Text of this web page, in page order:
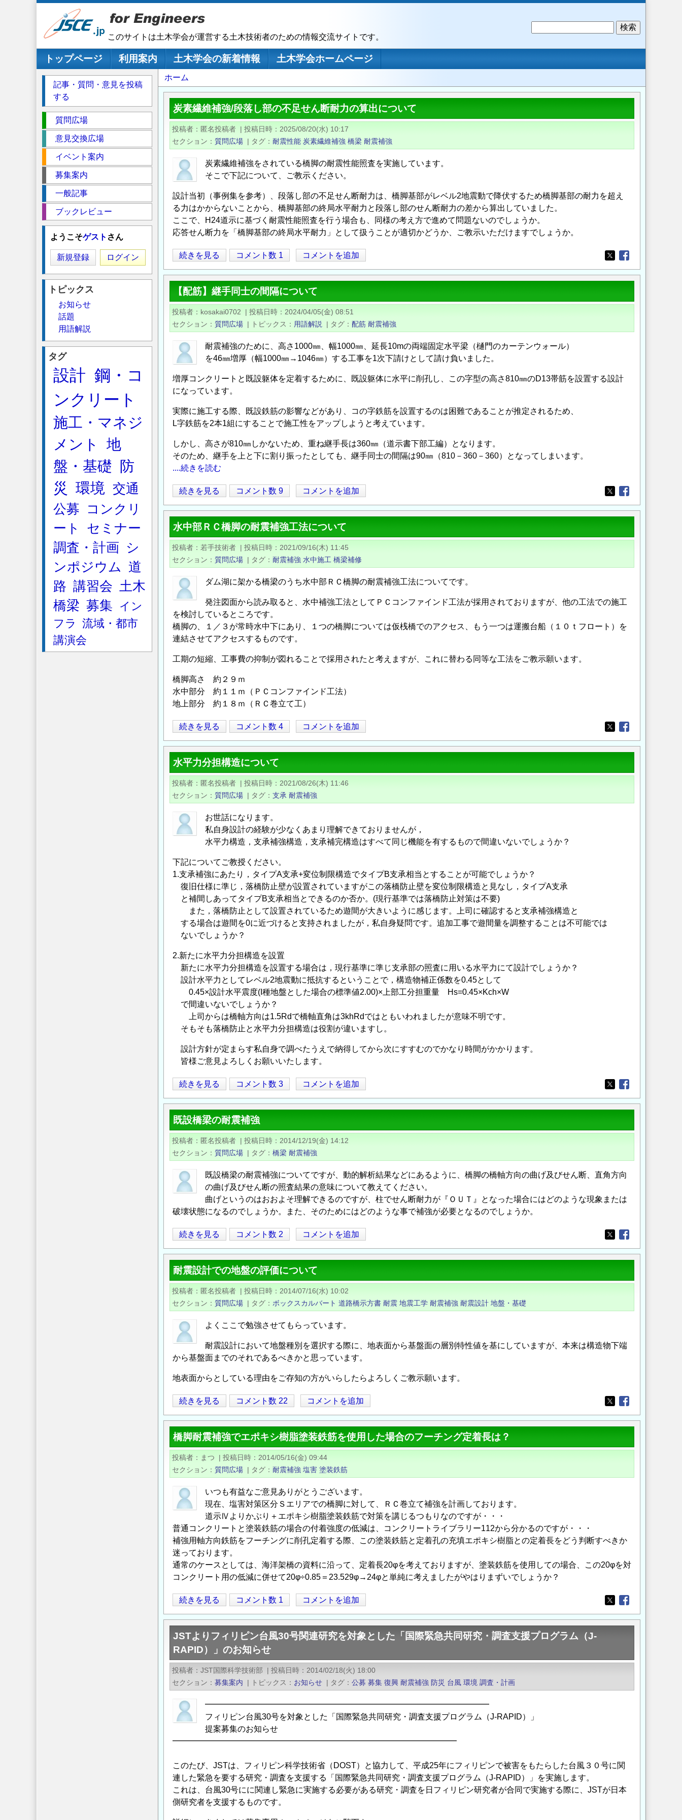
このサイトは土木学会が運営する土木技術者のための情報交流サイトです。
メインナビゲーション
トップページ 利用案内 土木学会の新着情報
土木学会ホームページ
パ
ン
く
ず
ホーム
炭素繊維補強/段落し部の不足せん断耐力の算出について
投稿者 匿名投稿者 | 投稿日時
2025/08/20(水) 10:17
セクション
質問広場 | タグ 耐震性能 炭素繊維補強 橋梁 耐震補強
炭素繊維補強をされている橋脚の耐震性能照査を実施しています。
そこで下記について、ご教示ください。
設計当初（事例集を参考）、段落し部の不足せん断耐力は、橋脚基部がレベル2地震動で降伏するため橋脚基部の耐力を超え
る力はかからないことから、橋脚基部の終局水平耐力と段落し部のせん断耐力の差から算出していました。
ここで、H24道示に基づく耐震性能照査を行う場合も、同様の考え方で進めて問題ないのでしょうか。
応答せん断力を「橋脚基部の終局水平耐力」として扱うことが適切かどうか、ご教示いただけますでしょうか。
炭
素
繊
維
補
段
落
し
の
不
足
せ
断
耐
力
の
算
出
に
い
て
続きを見る コメント数 1 コメントを追加
Opens in a new
Opens in a new
【配筋】継手同士の間隔について
投稿者 kosakai0702 | 投稿日時
2024/04/05(金) 08:51
セクション
質問広場 | トピックス 用語解説 | タグ 配筋 耐震補強
耐震補強のために、高さ1000㎜、幅1000㎜、延長10mの両端固定水平梁（樋門のカーテンウォール）
を46㎜増厚（幅1000㎜→1046㎜）する工事を1次下請けとして請け負いました。
増厚コンクリートと既設躯体を定着するために、既設躯体に水平に削孔し、この字型の高さ810㎜のD13帯筋を設置する設計
になっています。
実際に施工する際、既設鉄筋の影響などがあり、コの字鉄筋を設置するのは困難であることが推定されるため、
L字鉄筋を2本1組にすることで施工性をアップしようと考えています。
しかし、高さが810㎜しかないため、重ね継手長は360㎜（道示書下部工編）となります。
そのため、継手を上と下に割り振ったとしても、継手同士の間隔は90㎜（810－360－360）となってしまいます。
....続きを読む
【配
筋】
継
手
同
の
間
隔
つ
い
て
の
続きを見る コメント数 9 コメントを追加
Opens in a new
Opens in a new
水中部ＲＣ橋脚の耐震補強工法について
投稿者 若手技術者 | 投稿日時
2021/09/16(木) 11:45
セクション
質問広場 | タグ 耐震補強 水中施工 橋梁補修
ダム湖に架かる橋梁のうち水中部ＲＣ橋脚の耐震補強工法についてです。
発注図面から読み取ると、水中補強工法としてＰＣコンファインド工法が採用されておりますが、他の工法での施工
を検討しているところです。
橋脚の、１／３が常時水中下にあり、１つの橋脚については仮桟橋でのアクセス、もう一つは運搬台船（１０ｔフロート）を
連結させてアクセスするものです。
工期の短縮、工事費の抑制が図れることで採用されたと考えますが、これに替わる同等な工法をご教示願います。
橋脚高さ 約２９ｍ
水中部分 約１１ｍ（ＰＣコンファインド工法）
地上部分 約１８ｍ（ＲＣ巻立て工）
水
中
部
Ｒ
Ｃ
脚
の
耐
強
工
法
に
い
て
の
続きを見る コメント数 4 コメントを追加
Opens in a new
Opens in a new
水平力分担構造について
投稿者 匿名投稿者 | 投稿日時
2021/08/26(木) 11:46
セクション
質問広場 | タグ 支承 耐震補強
お世話になります。
私自身設計の経験が少なくあまり理解できておりませんが，
水平力構造，支承補強構造，支承補完構造はすべて同じ機能を有するもので間違いないでしょうか？
下記についてご教授ください。
1.支承補強にあたり，タイプA支承+変位制限構造でタイプB支承相当とすることが可能でしょうか？
復旧仕様に準じ，落橋防止壁が設置されていますがこの落橋防止壁を変位制限構造と見なし，タイプA支承
と補間しあってタイプB支承相当とできるのか否か。(現行基準では落橋防止対策は不要)
また，落橋防止として設置されているため遊間が大きいように感じます。上司に確認すると支承補強構造と
する場合は遊間を0に近づけると支持されましたが，私自身疑問です。追加工事で遊間量を調整することは不可能では
ないでしょうか？
2.新たに水平力分担構造を設置
新たに水平力分担構造を設置する場合は，現行基準に準じ支承部の照査に用いる水平力にて設計でしょうか？
設計水平力としてレベル2地震動に抵抗するということで，構造物補正係数を0.45として
0.45×設計水平震度(I種地盤とした場合の標準値2.00)×上部工分担重量 Hs=0.45×Kch×W
で間違いないでしょうか？
上司からは橋軸方向は1.5Rdで橋軸直角は3khRdではともいわれましたが意味不明です。
そもそも落橋防止と水平力分担構造は役割が違いますし。
設計方針が定まらす私自身で調べたうえで納得してから次にすすむのでかなり時間がかかります。
皆様ご意見よろしくお願いいたします。
水
平
力
分
担
造
に
つ
て
続きを見る コメント数 3 コメントを追加
Opens in a new
Opens in a new
既設橋梁の耐震補強
投稿者 匿名投稿者 | 投稿日時
2014/12/19(金) 14:12
セクション
質問広場 | タグ 橋梁 耐震補強
既設橋梁の耐震補強についてですが、動的解析結果などにあるように、橋脚の橋軸方向の曲げ及びせん断、直角方向
の曲げ及びせん断の照査結果の意味について教えてください。
曲げというのはおおよそ理解できるのですが、柱でせん断耐力が『ＯＵＴ』となった場合にはどのような現象または
破壊状態になるのでしょうか。また、そのためにはどのような事で補強が必要となるのでしょうか。
既
設
橋
梁
の
震
補
強
続きを見る コメント数 2 コメントを追加
Opens in a new
Opens in a new
耐震設計での地盤の評価について
投稿者 匿名投稿者 | 投稿日時
2014/07/16(水) 10:02
セクション
質問広場 | タグ ボックスカルバート 道路橋示方書 耐震 地震工学 耐震補強 耐震設計 地盤・基礎
よくここで勉強させてもらっています。
耐震設計において地盤種別を選択する際に、地表面から基盤面の層別特性値を基にしていますが、本来は構造物下端
から基盤面までのそれであるべきかと思っています。
地表面からとしている理由をご存知の方がいらしたらよろしくご教示願います。
耐
震
設
計
で
地
盤
の
価
に
つ
い
て
続きを見る コメント数 22 コメントを追加
Opens in a new
Opens in a new
橋脚耐震補強でエポキシ樹脂塗装鉄筋を使用した場合のフーチング定着長は？
投稿者 まつ | 投稿日時
2014/05/16(金) 09:44
セクション
質問広場 | タグ 耐震補強 塩害 塗装鉄筋
いつも有益なご意見ありがとうございます。
現在、塩害対策区分Ｓエリアでの橋脚に対して、ＲＣ巻立て補強を計画しております。
道示Ⅳよりかぶり＋エポキシ樹脂塗装鉄筋で対策を講じるつもりなのですが・・・
普通コンクリートと塗装鉄筋の場合の付着強度の低減は、コンクリートライブラリー112から分かるのですが・・・
補強用軸方向鉄筋をフーチングに削孔定着する際、この塗装鉄筋と定着孔の充填エポキシ樹脂との定着長をどう判断すべきか
迷っております。
通常のケースとしては、海洋架橋の資料に沿って、定着長20φを考えておりますが、塗装鉄筋を使用しての場合、この20φを対
コンクリート用の低減に併せて20φ÷0.85＝23.529φ→24φと単純に考えましたがやはりまずいでしょうか？
橋
脚
耐
震
補
強
で
エ
ポ
キ
樹
塗
装
鉄
筋
続きを見る コメント数 1 コメントを追加
Opens in a new
Opens in a new
JSTよりフィリピン台風30号関連研究を対象とした「国際緊急共同研究・調査支援プログラム（J-
RAPID）」のお知らせ
投稿者 JST国際科学技術部 | 投稿日時
2014/02/18(火) 18:00
セクション
募集案内 | トピックス お知らせ | タグ 公募 募集 復興 耐震補強 防災 台風 環境 調査・計画
━━━━━━━━━━━━━━━━━━━━━━━━━━━━━━━━━━━
フィリピン台風30号を対象とした「国際緊急共同研究・調査支援プログラム（J-RAPID）」
提案募集のお知らせ
━━━━━━━━━━━━━━━━━━━━━━━━━━━━━━━━━━━
このたび、JSTは、フィリピン科学技術省（DOST）と協力して、平成25年にフィリピンで被害をもたらした台風３０号に関
連した緊急を要する研究・調査を支援する「国際緊急共同研究・調査支援プログラム（J-RAPID）」を実施します。
これは、台風30号にに関連し緊急に実施する必要がある研究・調査を日フィリピン研究者が合同で実施する際に、JSTが日本
側研究者を支援するものです。
記事・質問・意見を投稿
する
ク
シ
質問広場
意見交換広場
イベント案内
募集案内
一般記事
ブックレビュー
ようこそゲスト さん
新規登録 ログイン
トピックス
お知らせ
話題
用語解説
タグ
設計 鋼・コ
ンクリート
施工・マネジ
メント
地
盤・基礎
防
災
環境 交通
公募
コンクリ
ート
セミナー
調査・計画
シ
ンポジウム 道
路 講習会 土木
橋梁 募集
イン
フラ
流域・都市
講演会